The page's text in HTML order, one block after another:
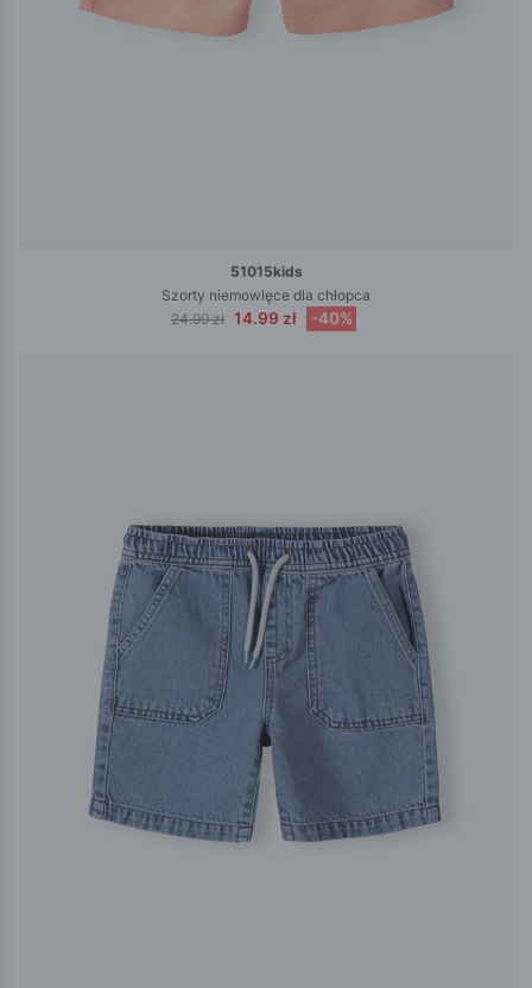
51015kids
Szorty niemowlęce dla chłopca
24.99 zł 14.99 zł -40%